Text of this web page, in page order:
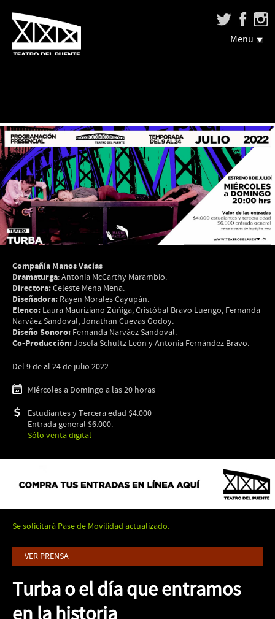
Menu
Compañía Manos Vacías
Dramaturga: Antonia McCarthy Marambio.
Directora:Celeste Mena Mena.
Diseñadora: Rayen Morales Cayupán.
Elenco: Laura Mauriziano Zúñiga, Cristóbal Bravo Luengo, Fernanda
Narváez Sandoval, Jonathan Cuevas Godoy.
Diseño Sonoro: Fernanda Narváez Sandoval.
Co-Producción:Josefa Schultz León y Antonia Fernández Bravo.
Del 9 de al 24 de julio 2022
Miércoles a Domingo a las 20 horas
Estudiantes y Tercera edad $4.000
Entrada general $6.000.
Sólo venta digital
Se solicitará Pase de Movilidad actualizado.
VER PRENSA
Turba o el día que entramos